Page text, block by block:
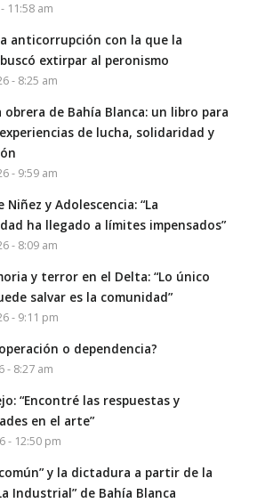
11:58 am
anticorrupción con la que la
extirpar al peronismo
- 8:25 am
de Bahía Blanca: un libro para
de lucha, solidaridad y
- 9:59 am
Niñez y Adolescencia: “La
ha llegado a límites impensados”
- 8:09 am
y terror en el Delta: “Lo único
salvar es la comunidad”
- 9:11 pm
o dependencia?
- 8:27 am
“Encontré las respuestas y
en el arte”
- 12:50 pm
y la dictadura a partir de la
Industrial” de Bahía Blanca